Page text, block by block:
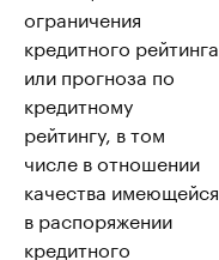
ограничения
кредитного рейтинга
или прогноза по
кредитному
рейтингу, в том
числе в отношении
качества имеющейся
в распоряжении
кредитного